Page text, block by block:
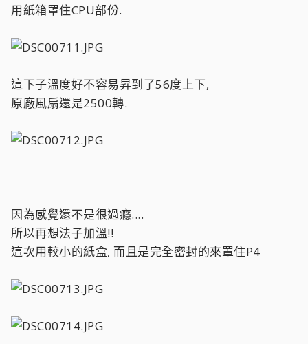
用紙箱罩住CPU部份.
這下子溫度好不容易昇到了56度上下,
原廠風扇還是2500轉.
因為感覺還不是很過癮....
所以再想法子加溫!!
這次用較小的紙盒, 而且是完全密封的來罩住P4